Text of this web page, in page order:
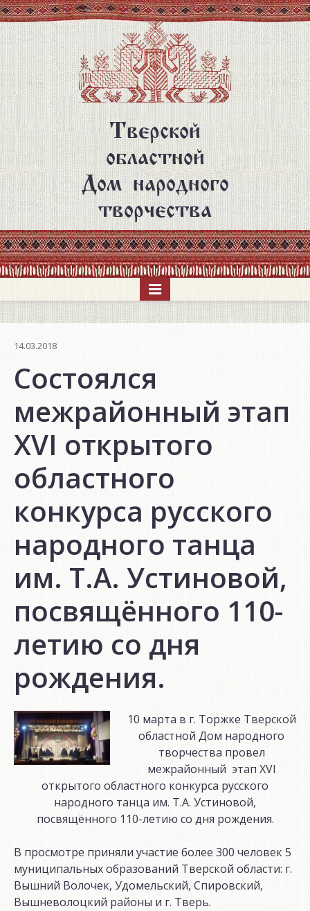
Перейти
к
основному
содержанию
Тверской
областной
Дом народного
творчества
14.03.2018
Состоялся
межрайонный этап
XVI открытого
областного
конкурса русского
народного танца
им. Т.А. Устиновой,
посвящённого 110-
летию со дня
рождения.
10 марта в г. Торжке Тверской
областной Дом народного
творчества провел
межрайонный этап XVI
открытого областного конкурса русского
народного танца им. Т.А. Устиновой,
посвящённого 110-летию со дня рождения.
В просмотре приняли участие более 300 человек 5
муниципальных образований Тверской области: г.
Вышний Волочек, Удомельский, Спировский,
Вышневолоцкий районы и г. Тверь.